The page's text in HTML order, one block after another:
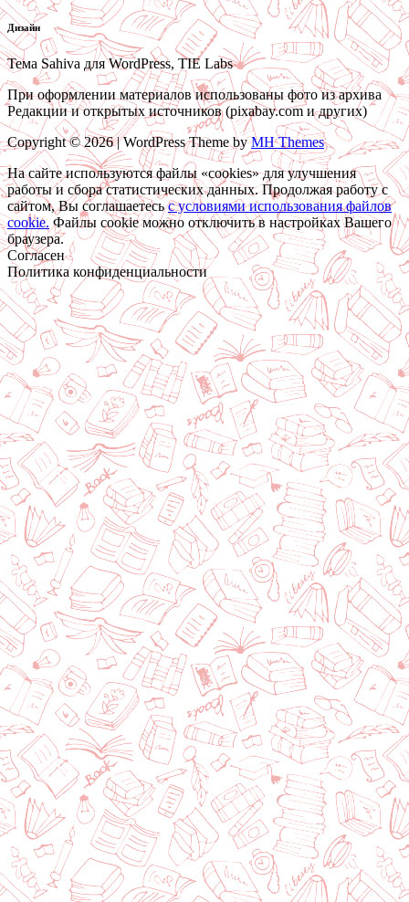
Дизайн
Тема Sahiva для WordPress, TIE Labs
При оформлении материалов использованы фото из архива
Редакции и открытых источников (pixabay.com и других)
Copyright © 2026 | WordPress Theme byMH Themes
На сайте используются файлы «cookies» для улучшения
работы и сбора статистических данных. Продолжая работу с
сайтом, Вы соглашаетесьc условиями использования файлов
cookie. Файлы cookie можно отключить в настройках Вашего
браузера.
Согласен
Политика конфиденциальности